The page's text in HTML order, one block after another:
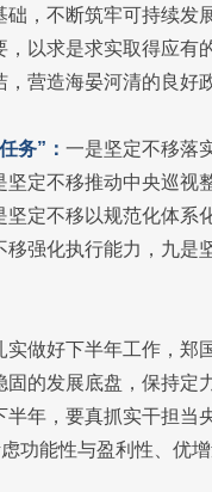
，不断筑牢可持续发
以求是求实取得应有
营造海晏河清的良好
务”： 一是坚定不移落
定不移推动中央巡视
定不移以规范化体系
强化执行能力，九是
做好下半年工作，郑
的发展底盘，保持定
年，要真抓实干担当
功能性与盈利性、优